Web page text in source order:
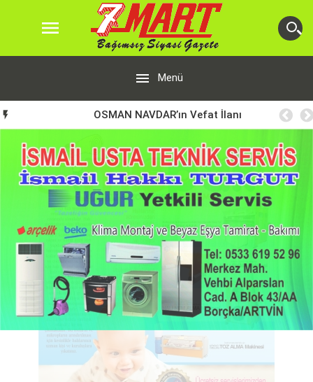

 Menü
 OSMAN NAVDAR’ın Vefat İlanı